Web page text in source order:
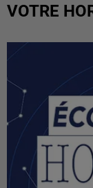
VOTRE